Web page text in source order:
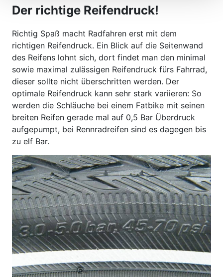
Der richtige Reifendruck!
Richtig Spaß macht Radfahren erst mit dem
richtigen Reifendruck. Ein Blick auf die Seitenwand
des Reifens lohnt sich, dort findet man den minimal
sowie maximal zulässigen Reifendruck fürs Fahrrad,
dieser sollte nicht überschritten werden. Der
optimale Reifendruck kann sehr stark variieren: So
werden die Schläuche bei einem Fatbike mit seinen
breiten Reifen gerade mal auf 0,5 Bar Überdruck
aufgepumpt, bei Rennradreifen sind es dagegen bis
zu elf Bar.